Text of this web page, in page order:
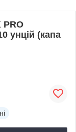
PRO
унцій (капа